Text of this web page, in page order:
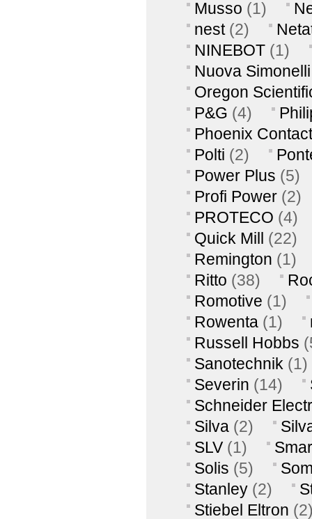
Musso (1)
nest (2)
NINEBOT (1)
Nuova Simonelli
Oregon
P&G (4)
Phoenix Contact
Polti (2)
Power Plus (5)
Profi Power (2)
PROTECO (4)
Quick Mill (22)
Remington (1)
Ritto (38)
Romotive (1)
Rowenta (1)
Russell Hobbs
Sanotechnik (1)
Severin (14)
Schneider
Silva (2)
SLV (1)
Solis (5)
Stanley (2)
Stiebel Eltron